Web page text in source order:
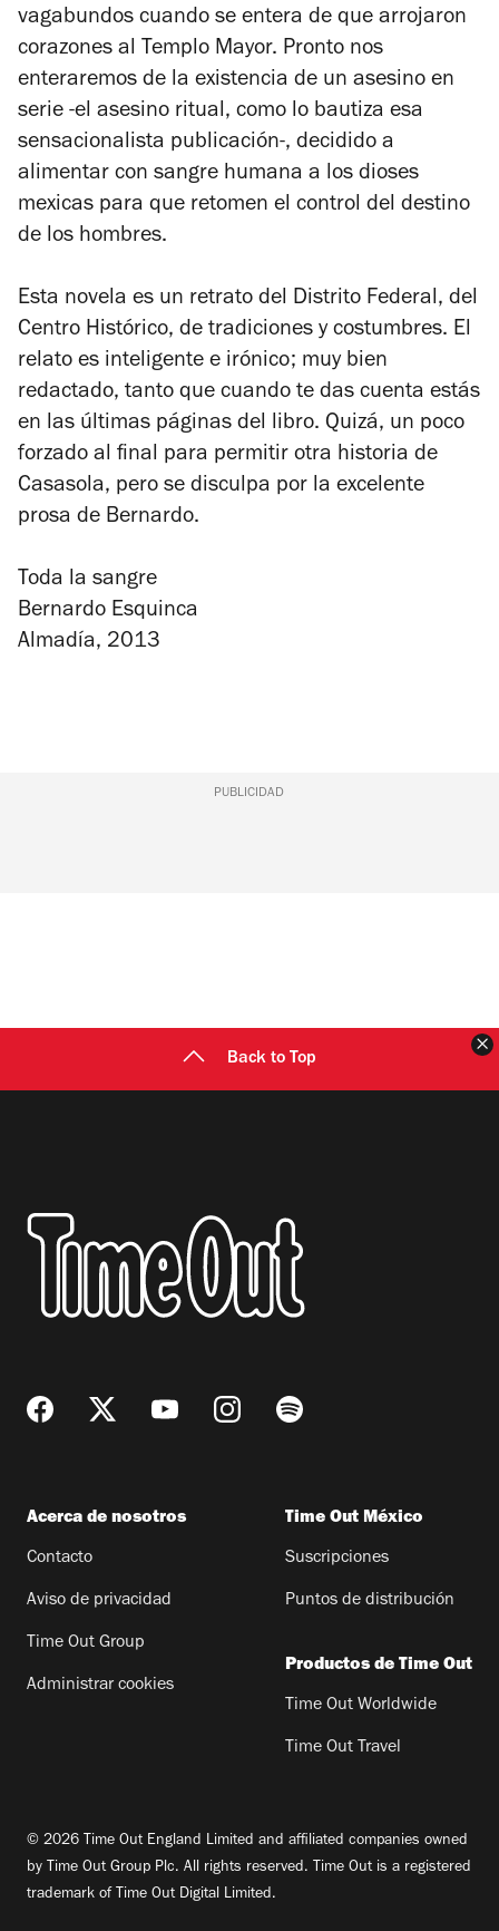
vagabundos cuando se entera de que arrojaron
corazones al Templo Mayor. Pronto nos
enteraremos de la existencia de un asesino en
serie -el asesino ritual, como lo bautiza esa
sensacionalista publicación-, decidido a
alimentar con sangre humana a los dioses
mexicas para que retomen el control del destino
de los hombres.
Esta novela es un retrato del Distrito Federal, del
Centro Histórico, de tradiciones y costumbres. El
relato es inteligente e irónico; muy bien
redactado, tanto que cuando te das cuenta estás
en las últimas páginas del libro. Quizá, un poco
forzado al final para permitir otra historia de
Casasola, pero se disculpa por la excelente
prosa de Bernardo.
Toda la sangre
Bernardo Esquinca
Almadía, 2013
PUBLICIDAD
Back to Top
Acerca de nosotros
Contacto
Aviso de privacidad
Time Out Group
Administrar cookies
Time Out México
Suscripciones
Puntos de distribución
Productos de Time Out
Time Out Worldwide
Time Out Travel
© 2026 Time Out England Limited and affiliated companies owned
by Time Out Group Plc. All rights reserved. Time Out is a registered
trademark of Time Out Digital Limited.